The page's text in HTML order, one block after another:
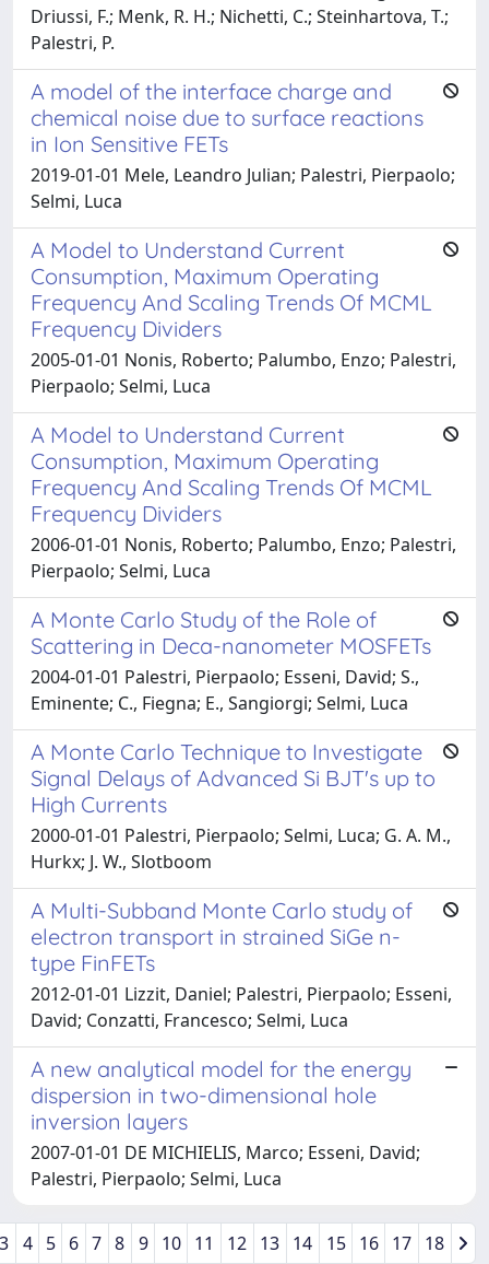
Driussi, F.; Menk, R. H.; Nichetti, C.; Steinhartova, T.;
Palestri, P.
A model of the interface charge and
chemical noise due to surface reactions
in Ion Sensitive FETs
2019-01-01 Mele, Leandro Julian; Palestri, Pierpaolo;
Selmi, Luca
A Model to Understand Current
Consumption, Maximum Operating
Frequency And Scaling Trends Of MCML
Frequency Dividers
2005-01-01 Nonis, Roberto; Palumbo, Enzo; Palestri,
Pierpaolo; Selmi, Luca
A Model to Understand Current
Consumption, Maximum Operating
Frequency And Scaling Trends Of MCML
Frequency Dividers
2006-01-01 Nonis, Roberto; Palumbo, Enzo; Palestri,
Pierpaolo; Selmi, Luca
A Monte Carlo Study of the Role of
Scattering in Deca-nanometer MOSFETs
2004-01-01 Palestri, Pierpaolo; Esseni, David; S.,
Eminente; C., Fiegna; E., Sangiorgi; Selmi, Luca
A Monte Carlo Technique to Investigate
Signal Delays of Advanced Si BJT's up to
High Currents
2000-01-01 Palestri, Pierpaolo; Selmi, Luca; G. A. M.,
Hurkx; J. W., Slotboom
A Multi-Subband Monte Carlo study of
electron transport in strained SiGe n-
type FinFETs
2012-01-01 Lizzit, Daniel; Palestri, Pierpaolo; Esseni,
David; Conzatti, Francesco; Selmi, Luca
A new analytical model for the energy
dispersion in two-dimensional hole
inversion layers
2007-01-01 DE MICHIELIS, Marco; Esseni, David;
Palestri, Pierpaolo; Selmi, Luca
3 4 5 6 7 8 9 10 11 12 13 14 15 16 17 18